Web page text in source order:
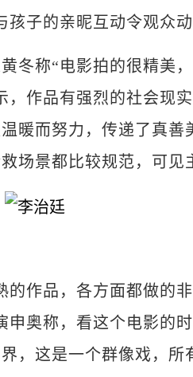
子的亲昵互动令观众动
称“电影拍的很精美，
作品有强烈的社会现
暖而努力，传递了真善
场景都比较规范，可见
品，各方面都做的非
奥称，看这个电影的
，这是一个群像戏，所